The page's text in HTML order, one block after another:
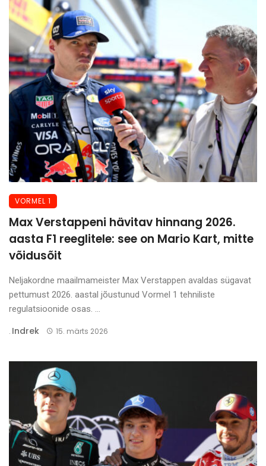
VORMEL 1
Max Verstappeni hävitav hinnang 2026.
aasta F1 reeglitele: see on Mario Kart, mitte
võidusõit
Neljakordne maailmameister Max Verstappen avaldas sügavat
pettumust 2026. aastal jõustunud Vormel 1 tehniliste
regulatsioonide osas. ...
. Indrek 15. märts 2026